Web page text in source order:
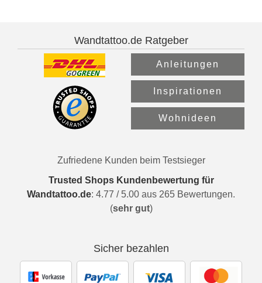
Wandtattoo.de Ratgeber
Anleitungen
Inspirationen
Wohnideen
Zufriedene Kunden beim Testsieger
Trusted Shops Kundenbewertung für
Wandtattoo.de: 4.77 / 5.00 aus 265 Bewertungen.
(sehr gut)
Sicher bezahlen